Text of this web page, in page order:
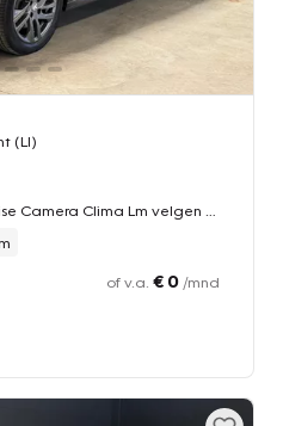
(LI)
of v.a. € 0 /mnd